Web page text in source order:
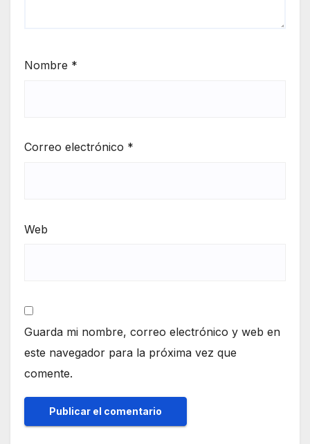
Nombre *
Correo electrónico *
Web
Guarda mi nombre, correo electrónico y web en
este navegador para la próxima vez que
comente.